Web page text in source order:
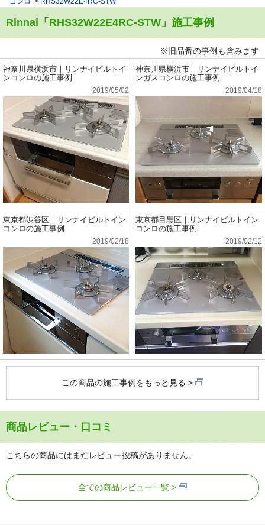
Rinnai「RHS32W22E4RC-STW」施工事例
※旧品番の事例も含みます
神奈川県横浜市｜リンナイビルトイ
ンコンロの施工事例
2019/05/02
神奈川県横浜市｜リンナイビルトイ
ンガスコンロの施工事例
2019/04/18
東京都渋谷区｜リンナイビルトイン
コンロの施工事例
2019/02/18
東京都目黒区｜リンナイビルトイン
コンロの施工事例
2019/02/12
この商品の施工事例をもっと見る
商品レビュー・口コミ
こちらの商品にはまだレビュー投稿がありません。
全ての商品レビュー一覧